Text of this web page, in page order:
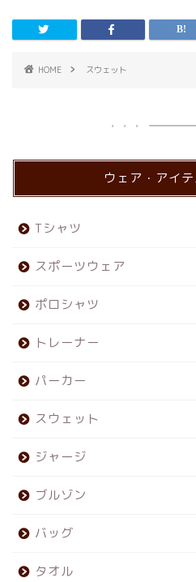
HOME スウェット
ウェア・アイ
Tシャツ
スポーツウェア
ポロシャツ
トレーナー
パーカー
スウェット
ジャージ
ブルゾン
バッグ
タオル